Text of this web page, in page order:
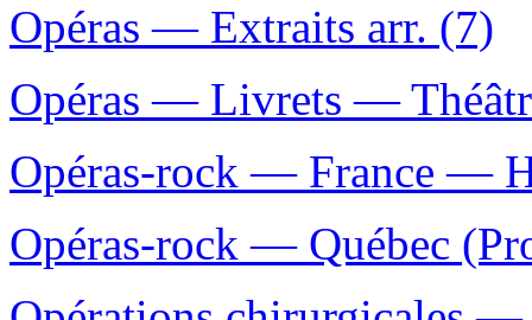
Opéras — Extraits arr. (7)
Opéras — Livrets —
Opéras-rock — France —
Opéras-rock — Québec